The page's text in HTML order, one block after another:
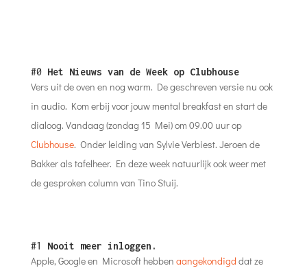
#0 Het Nieuws van de Week op Clubhouse
Vers uit de oven en nog warm. De geschreven versie nu ook
in audio. Kom erbij voor jouw mental breakfast en start de
dialoog. Vandaag (zondag 15 Mei) om 09.00 uur op
Clubhouse. Onder leiding van Sylvie Verbiest. Jeroen de
Bakker als tafelheer. En deze week natuurlijk ook weer met
de gesproken column van Tino Stuij.
#1 Nooit meer inloggen.
Apple, Google en Microsoft hebben aangekondigd dat ze